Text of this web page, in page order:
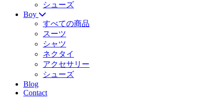
シューズ
Boy
すべての商品
スーツ
シャツ
ネクタイ
アクセサリー
シューズ
Blog
Contact